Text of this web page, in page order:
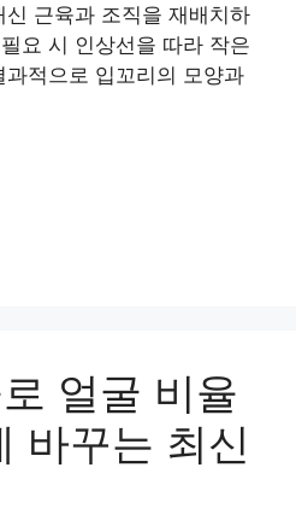
근육과 조직을 재배치하
요 시 인상선을 따라 작은
적으로 입꼬리의 모양과
얼굴 비율
바꾸는 최신